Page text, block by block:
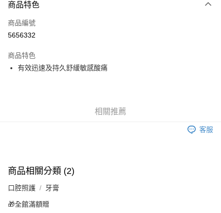
LINE Pay
Apple Pay
悠遊付
１．簡單：不需註冊會員、不需綁卡、不需儲值。
２．便利：只要手機號碼，簡訊認證，即可結帳。
【「AFTEE先享後付」結帳流程】
１．於結帳方式選擇「AFTEE先享後付」後，將跳轉至「AFTEE先享後付」
全家取貨付款
7-11取貨付款
商品特色
商品編號
5656332
商品特色
有效迅速及持久舒緩敏感酸痛
相關推薦
客服
商品相關分類 (2)
口腔照護 牙膏
🎁全館滿額贈